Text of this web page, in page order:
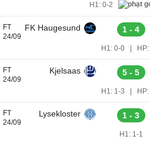
H1: 0-2
FT
24/09
FK Haugesund 1 - 4
H1: 0-0 HP:
FT
24/09
Kjelsaas 5 - 5
H1: 1-3 HP:
FT
24/09
Lysekloster 1 - 3
H1: 1-1